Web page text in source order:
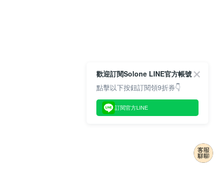
歡迎訂閱Solone LINE官方帳號
點擊以下按鈕訂閱領9折券👇
訂閱官方LINE